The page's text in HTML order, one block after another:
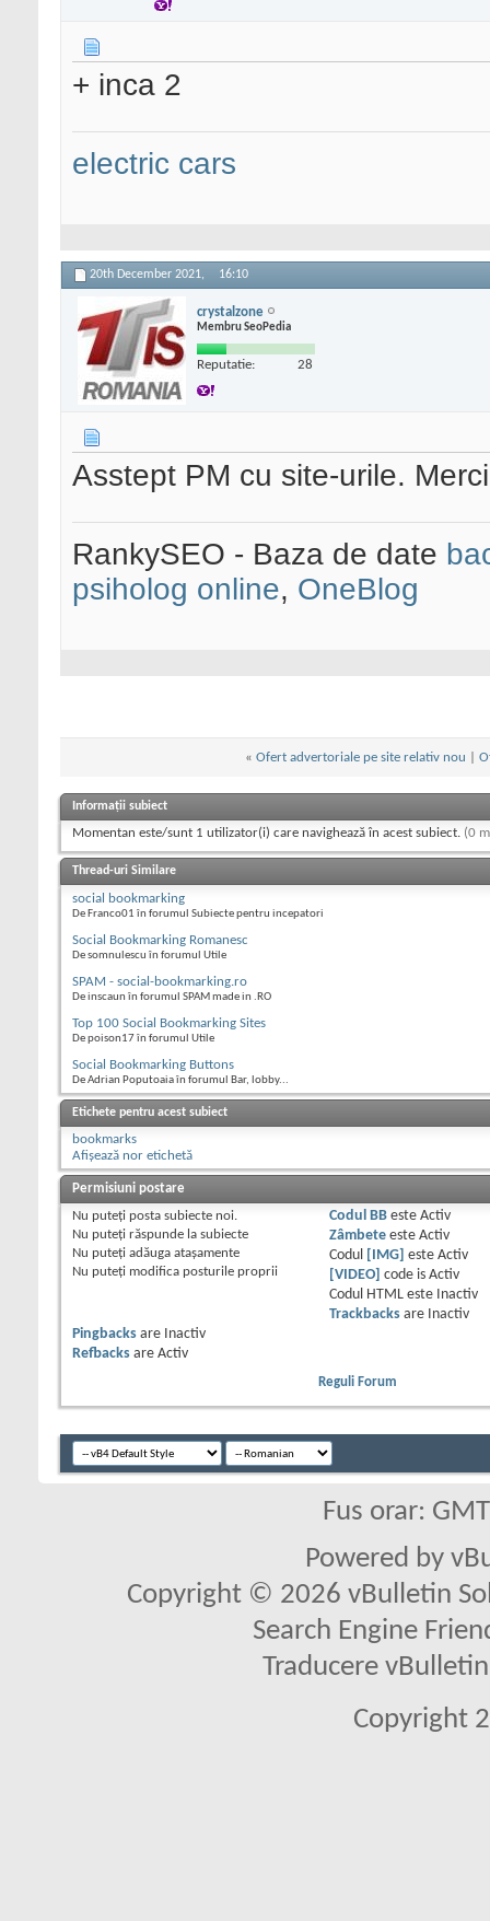
+ inca 2
electric cars
20th December 2021, 16:10
crystalzone
Membru SeoPedia
Reputatie: 28
Asstept PM cu site-urile. Merci
RankySEO - Baza de date
psiholog online, OneBlog
« Ofert advertoriale pe site relativ nou
Informații subiect
Momentan este/sunt 1 utilizator(i) care navighează în acest subiect. (0
Thread-uri Similare
social bookmarking
De Franco01 în forumul Subiecte pentru incepatori
Social Bookmarking Romanesc
De somnulescu în forumul Utile
SPAM - social-bookmarking.ro
De inscaun în forumul SPAM made in .RO
Top 100 Social Bookmarking Sites
De poison17 în forumul Utile
Social Bookmarking Buttons
De Adrian Poputoaia în forumul Bar, lobby...
Etichete pentru acest subiect
bookmarks
Afișează nor etichetă
Permisiuni postare
Nu puteţi posta subiecte noi.
Nu puteţi răspunde la subiecte
Nu puteţi adăuga ataşamente
Nu puteţi modifica posturile proprii
Codul BBeste Activ
Zâmbeteeste Activ
Codul
[IMG] este Activ
[VIDEO]
code is Activ
Codul HTML este
Inactiv
Trackbacksare
Inactiv
Pingbacks are
Inactiv
Refbacks are Activ
Reguli Forum
Fus orar:
Powered by
Copyright © 2026 vBulletin
Search Engine
Traducere
Copyright